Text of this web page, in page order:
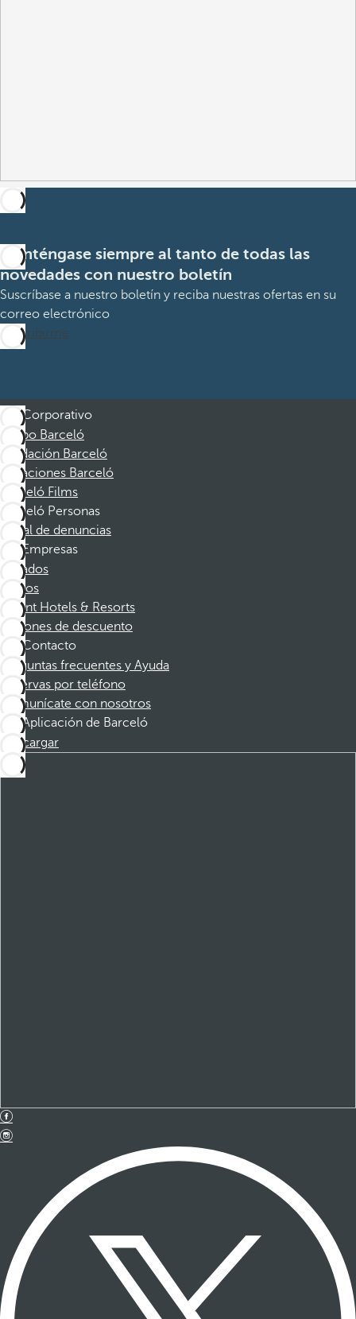
Manténgase siempre al tanto de todas las
novedades con nuestro boletín
Suscríbase a nuestro boletín y reciba nuestras ofertas en su
correo electrónico
Suscribirme
Corporativo
Grupo Barceló
Fundación Barceló
Vacaciones Barceló
Barceló Films
Barceló Personas
Canal de denuncias
Empresas
Afiliados
Socios
Dorint Hotels & Resorts
Cupones de descuento
Contacto
Preguntas frecuentes y Ayuda
Reservas por teléfono
Comunícate con nosotros
Aplicación de Barceló
Descargar